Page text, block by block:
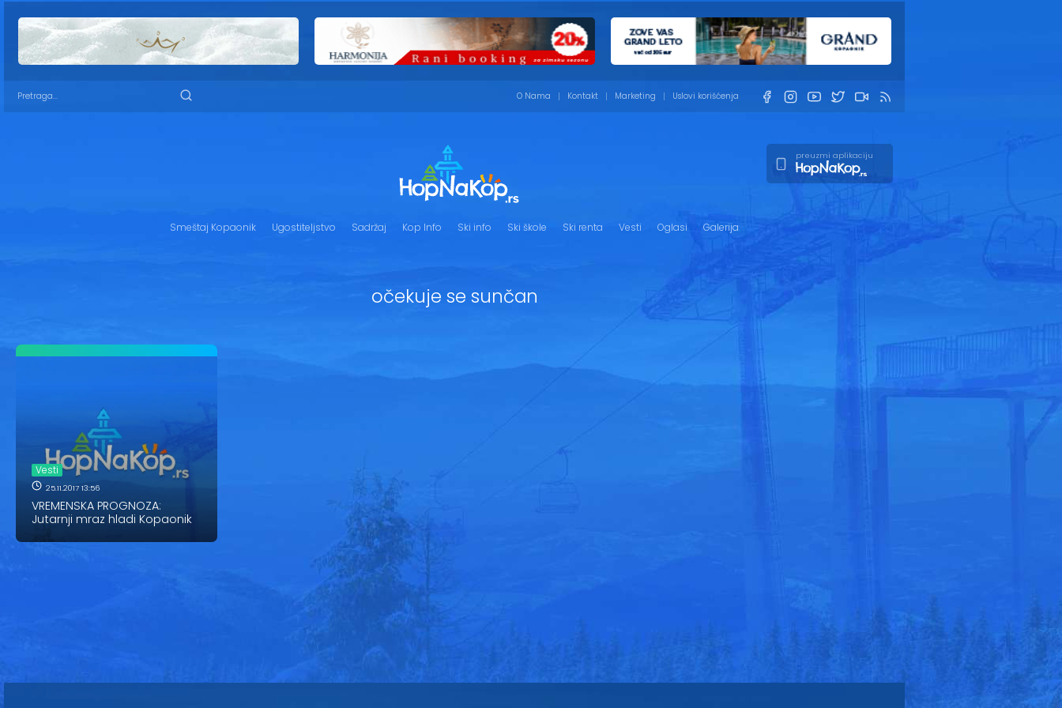
O Nama Kontakt Marketing Uslovi korišćenja
preuzmi aplikaciju
Smeštaj Kopaonik Ugostiteljstvo Sadržaj Kop Info Ski info Ski škole Ski renta Vesti Oglasi Galerija
očekuje se sunčan
Vesti
25.11.2017 13:56
VREMENSKA PROGNOZA:
Jutarnji mraz hladi Kopaonik